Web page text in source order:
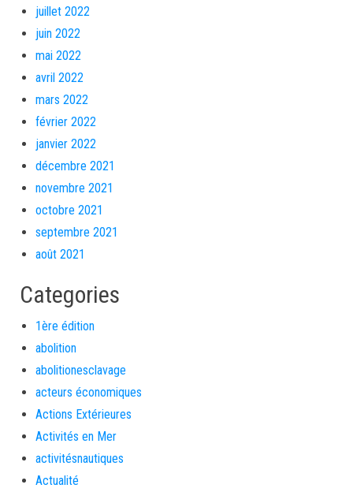
juillet 2022
juin 2022
mai 2022
avril 2022
mars 2022
février 2022
janvier 2022
décembre 2021
novembre 2021
octobre 2021
septembre 2021
août 2021
Categories
1ère édition
abolition
abolitionesclavage
acteurs économiques
Actions Extérieures
Activités en Mer
activitésnautiques
Actualité